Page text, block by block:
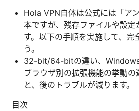
Hola VPN自体は公式には「ア
本ですが、残存ファイルや設定
す。以下の手順を実施して、完
う。
32-bit/64-bitの違い、Windows
ブラウザ別の拡張機能の挙動の
と、後のトラブルが減ります。
目次